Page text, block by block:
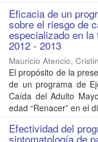
Eficacia de un
sobre el riesgo de
especializado en
2012 - 2013
Mauricio Atencio,
El propósito de la
de un programa de
Caída del Adulto
edad “Renacer” en el
Efectividad del
sintomatología de